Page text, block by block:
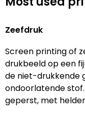
Lampen en
Levensmiddelen
Paraplu's
Persoonlijke
Draagtassen
Duffeltassen
Fietstassen
Golftassen
Heuptassen
Multifunctionele
Accessoires voor
Kinderschrijfwaren
Pennen in
Gadgetpennen
Hemden
Jassen bedrukken
Ondergoed,
Petten, Hoeden
USB Stekkers
MP3's
Selfie sticks
Powerbanks
Pennen etui's
Pennenhouders
Portemonnees
Post, Pen en
Stickers
Hoteltextiel
Jassen
Ondergoed en
Overalls
Clique
Cutter & Buck
Elevate
James Harvest
Journalbooks
Zeefdruk
Screen printing of
drukbeeld op een
de niet-drukkende
ondoorlatende
geperst, met